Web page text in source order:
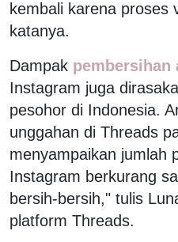
kembali karena proses
katanya.
Dampak pembersihan
Instagram juga
pesohor di Indonesia.
unggahan di Threads
menyampaikan jumlah
Instagram berkurang
bersih-bersih," tulis
platform Threads.